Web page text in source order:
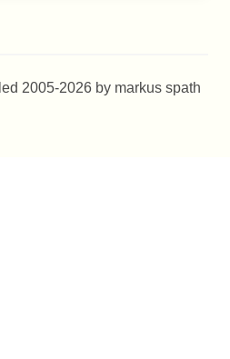
2005-2026 by markus spath